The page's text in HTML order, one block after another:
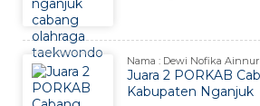
Nama : Dewi Nofika
Juara 2 PORKAB
Kabupaten Nganjuk